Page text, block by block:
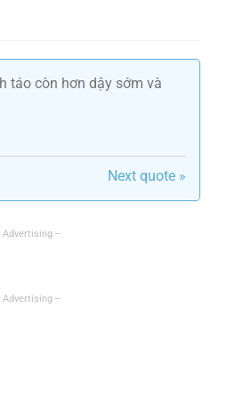
táo còn hơn dậy sớm và
Next quote »